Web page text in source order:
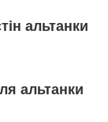
альтанки
альтанки